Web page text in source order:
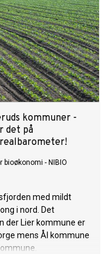
kommuner -
det på
bioøkonomi - NIBIO
med mildt
i nord. Det
der Lier kommune er
mens Ål kommune